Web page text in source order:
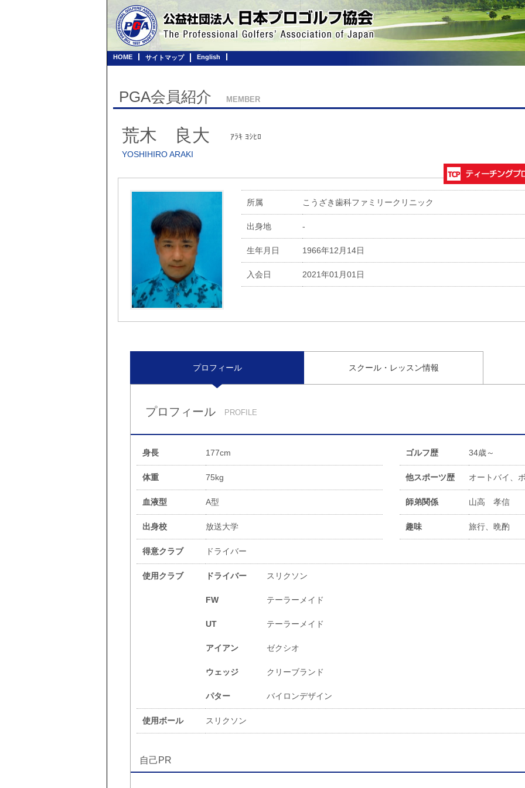
HOME サイトマップ English
PGA会員紹介 MEMBER
荒木 良大
ｱﾗｷ ﾖｼﾋﾛ
YOSHIHIRO ARAKI
所属 こうざき歯科ファミリークリニック
出身地 -
生年月日 1966年12月14日
入会日 2021年01月01日
プロフィール スクール・レッスン情報
プロフィール PROFILE
身長 177cm
体重 75kg
血液型 A型
出身校 放送大学
ゴルフ歴 34歳～
他スポーツ歴 オートバイ、
師弟関係 山高 孝信
趣味 旅行、晩酌
得意クラブ ドライバー
使用クラブ ドライバー スリクソン
FW テーラーメイド
UT テーラーメイド
アイアン ゼクシオ
ウェッジ クリーブランド
パター バイロンデザイン
使用ボール スリクソン
自己PR